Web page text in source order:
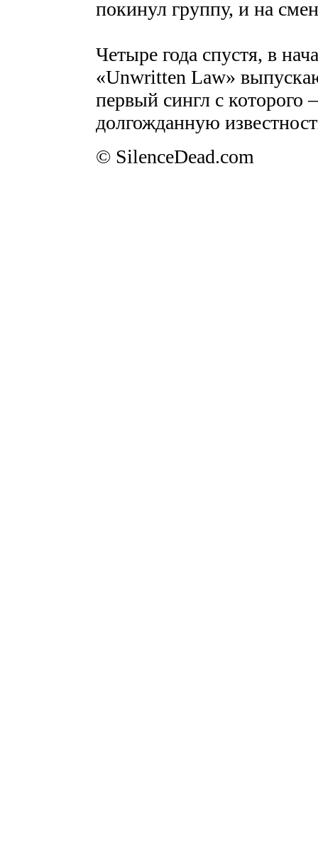
покинул группу, и на
Четыре года спустя, в
«Unwritten Law»
первый сингл с которого
долгожданную
© SilenceDead.com